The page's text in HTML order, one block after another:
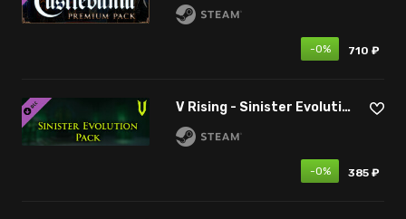
-0% 710 ₽
V Rising - Sinister Evolution Pack
-0% 385 ₽